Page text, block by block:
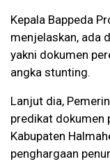
Kepala Bappeda
menjelaskan, ada
yakni dokumen
angka stunting.
Lanjut dia,
predikat dokumen
Kabupaten
penghargaan